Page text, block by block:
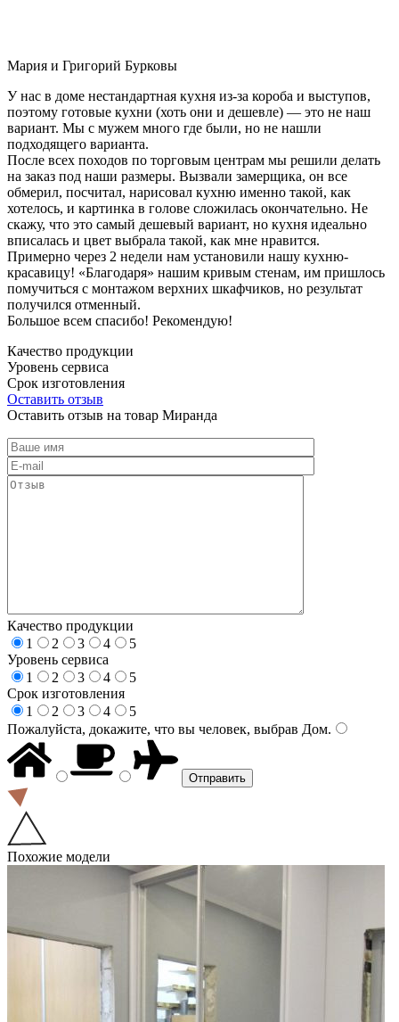
Мария и Григорий Бурковы
У нас в доме нестандартная кухня из-за короба и выступов,
поэтому готовые кухни (хоть они и дешевле) — это не наш
вариант. Мы с мужем много где были, но не нашли
подходящего варианта.
После всех походов по торговым центрам мы решили делать
на заказ под наши размеры. Вызвали замерщика, он все
обмерил, посчитал, нарисовал кухню именно такой, как
хотелось, и картинка в голове сложилась окончательно. Не
скажу, что это самый дешевый вариант, но кухня идеально
вписалась и цвет выбрала такой, как мне нравится.
Примерно через 2 недели нам установили нашу кухню-
красавицу! «Благодаря» нашим кривым стенам, им пришлось
помучиться с монтажом верхних шкафчиков, но результат
получился отменный.
Большое всем спасибо! Рекомендую!
Качество продукции
Уровень сервиса
Срок изготовления
Оставить отзыв
Оставить отзыв на товар Миранда
Качество продукции
1
2 3 4
5
Уровень сервиса
1
2 3 4
5
Срок изготовления
1
2 3 4
5
Пожалуйста, докажите, что вы человек, выбрав Дом.
Похожие модели